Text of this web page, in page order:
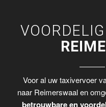
Voor al uw taxivervoer
naar Reimerswaal en
betrouwbare en